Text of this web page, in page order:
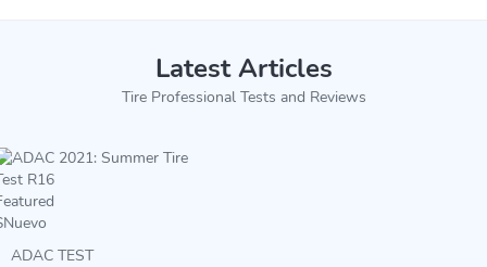
Latest Articles
Tire Professional Tests and Reviews
Nuevo
ADAC TEST